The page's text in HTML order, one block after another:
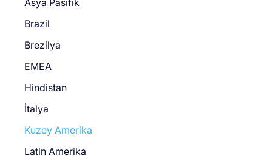
Asya Pasifik
Brazil
Brezilya
EMEA
Hindistan
İtalya
Kuzey Amerika
Latin Amerika